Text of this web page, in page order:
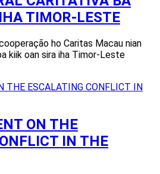
TIMOR-LESTE
ho Caritas Macau nian
kiik oan sira iha Timor-Leste
ON THE
IN THE